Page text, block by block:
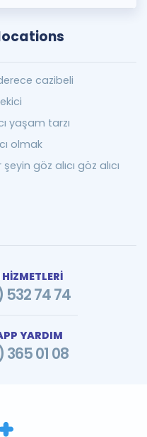
cazibeli
yaşam tarzı
olmak
şeyin göz alıcı göz alıcı
532 74 74
YARDIM
365 01 08